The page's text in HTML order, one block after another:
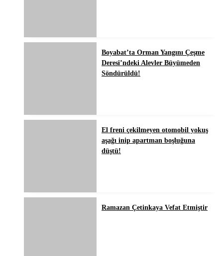
Boyabat’ta Orman Yangını Çeşme
Deresi’ndeki Alevler Büyümeden
Söndürüldü!
El freni çekilmeyen otomobil yokuş
aşağı inip apartman boşluğuna
düştü!
Ramazan Çetinkaya Vefat Etmiştir